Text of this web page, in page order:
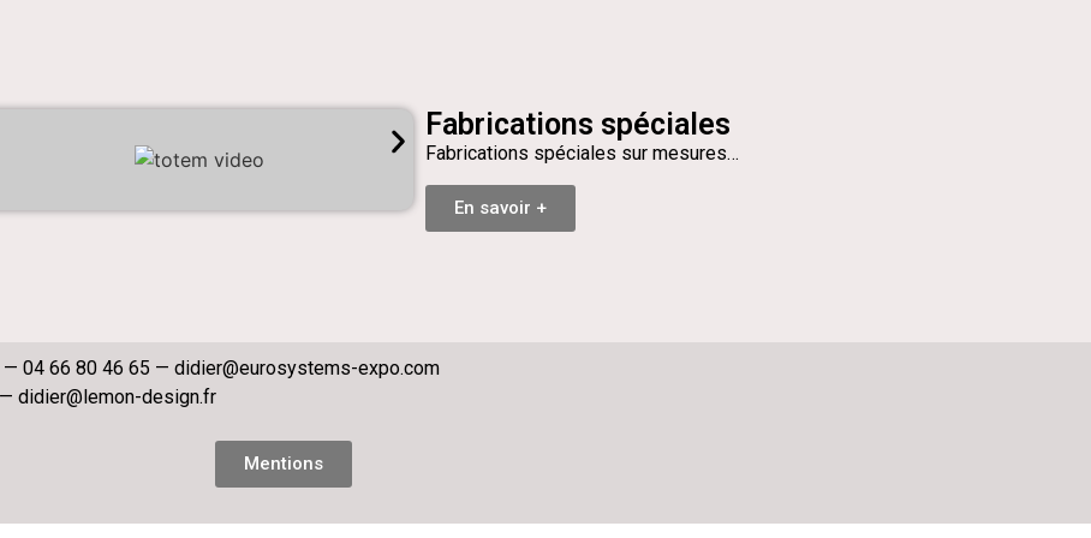
Fabrications spéciales
Fabrications spéciales sur mesures…
En savoir +
— 04 66 80 46 65 — didier@eurosystems-expo.com
didier@lemon-design.fr
Mentions